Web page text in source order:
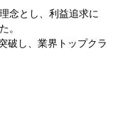
念とし、利益追求に
。
破し、業界トップクラ